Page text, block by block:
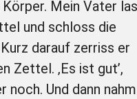
Körper. Mein Vater las
und schloss die
darauf zerriss er
Zettel. ‚Es ist gut’,
noch. Und dann